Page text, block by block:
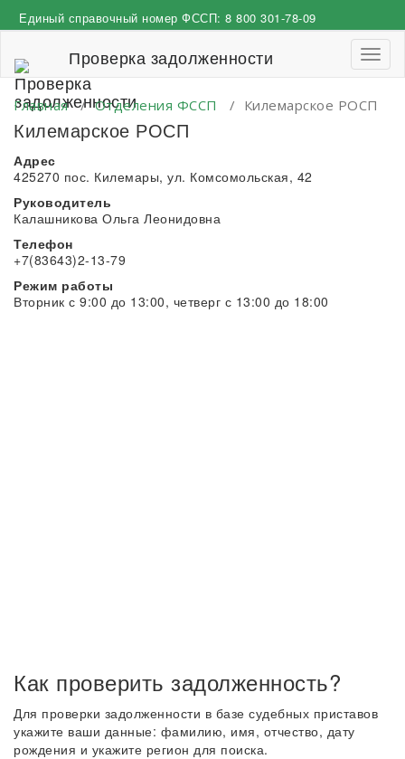
к
Единый справочный номер ФССП: 8 800 301-78-09
Проверка задолженности
Главная/Отделения ФССП / Килемарское РОСП
Килемарское РОСП
Адрес
425270 пос. Килемары, ул. Комсомольская, 42
Руководитель
Калашникова Ольга Леонидовна
Телефон
+7(83643)2-13-79
Режим работы
Вторник с 9:00 до 13:00, четверг с 13:00 до 18:00
Как проверить задолженность?
Для проверки задолженности в базе судебных приставов
укажите ваши данные: фамилию, имя, отчество, дату
рождения и укажите регион для поиска.